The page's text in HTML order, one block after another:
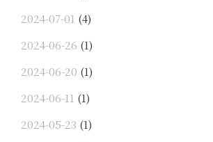
2024-07-01 (4)
2024-06-26 (1)
2024-06-20 (1)
2024-06-11 (1)
2024-05-23 (1)